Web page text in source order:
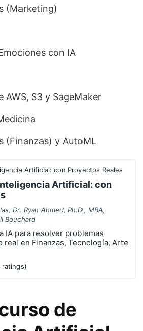
(Marketing)
con IA
AWS, S3 y SageMaker
(Finanzas) y AutoML
Artificial: con
Dr. Ryan Ahmed, Ph.D., MBA,
Bouchard
IA para resolver problemas
real en Finanzas, Tecnología, Arte
ratings)
de